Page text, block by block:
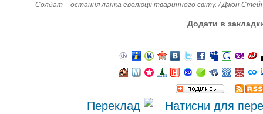
Солдат – остання ланка еволюції тваринного світу. / Джон
Додати в
Переклад